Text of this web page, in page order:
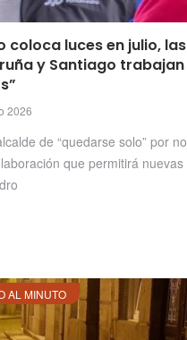
coloca luces en julio, las
y Santiago trabajan
2026
de “quedarse solo” por no
que permitirá nuevas
AL MINUTO